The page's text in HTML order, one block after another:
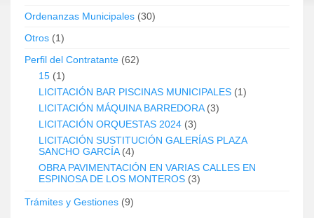
Ordenanzas Municipales (30)
Otros (1)
Perfil del Contratante (62)
15 (1)
LICITACIÓN BAR PISCINAS MUNICIPALES (1)
LICITACIÓN MÁQUINA BARREDORA(3)
LICITACIÓN ORQUESTAS 2024 (3)
LICITACIÓN SUSTITUCIÓN GALERÍAS PLAZA
SANCHO GARCÍA(4)
OBRA PAVIMENTACIÓN EN VARIAS CALLES EN
ESPINOSA DE LOS MONTEROS (3)
Trámites y Gestiones (9)